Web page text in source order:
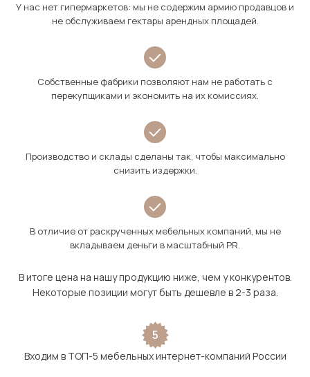
У нас нет гипермаркетов: мы не содержим армию продавцов и
не обслуживаем гектары арендных площадей.
Собственные фабрики позволяют нам не работать с
перекупщиками и экономить на их комиссиях.
Производство и склады сделаны так, чтобы максимально
снизить издержки.
В отличие от раскрученных мебельных компаний, мы не
вкладываем деньги в масштабный PR.
В итоге цена на нашу продукцию ниже, чем у конкурентов.
Некоторые позиции могут быть дешевле в 2-3 раза.
5
Входим в ТОП-5 мебельных интернет-компаний России